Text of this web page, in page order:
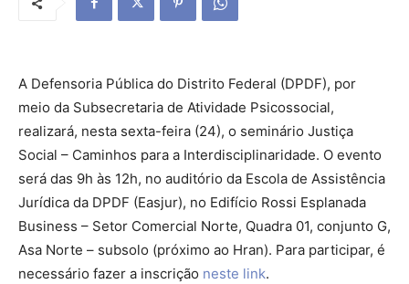
A Defensoria Pública do Distrito Federal (DPDF), por
meio da Subsecretaria de Atividade Psicossocial,
realizará, nesta sexta-feira (24), o seminário Justiça
Social – Caminhos para a Interdisciplinaridade. O evento
será das 9h às 12h, no auditório da Escola de Assistência
Jurídica da DPDF (Easjur), no Edifício Rossi Esplanada
Business – Setor Comercial Norte, Quadra 01, conjunto G,
Asa Norte – subsolo (próximo ao Hran). Para participar, é
necessário fazer a inscrição neste link.